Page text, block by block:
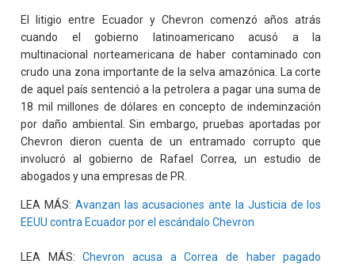
El litigio entre Ecuador y Chevron comenzó años atrás
cuando el gobierno latinoamericano acusó a la
multinacional norteamericana de haber contaminado con
crudo una zona importante de la selva amazónica. La corte
de aquel país sentenció a la petrolera a pagar una suma de
18 mil millones de dólares en concepto de indeminzación
por daño ambiental. Sin embargo, pruebas aportadas por
Chevron dieron cuenta de un entramado corrupto que
involucró al gobierno de Rafael Correa, un estudio de
abogados y una empresas de PR.
LEA MÁS: Avanzan las acusaciones ante la Justicia de los
EEUU contra Ecuador por el escándalo Chevron
LEA MÁS:Chevron acusa a Correa de haber pagado